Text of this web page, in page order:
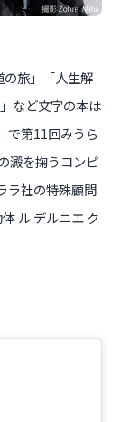
旅」「人生解
など文字の本は
で第11回みうら
澱を掬うコンピ
ラ社の特殊顧問
ル デルニエ ク